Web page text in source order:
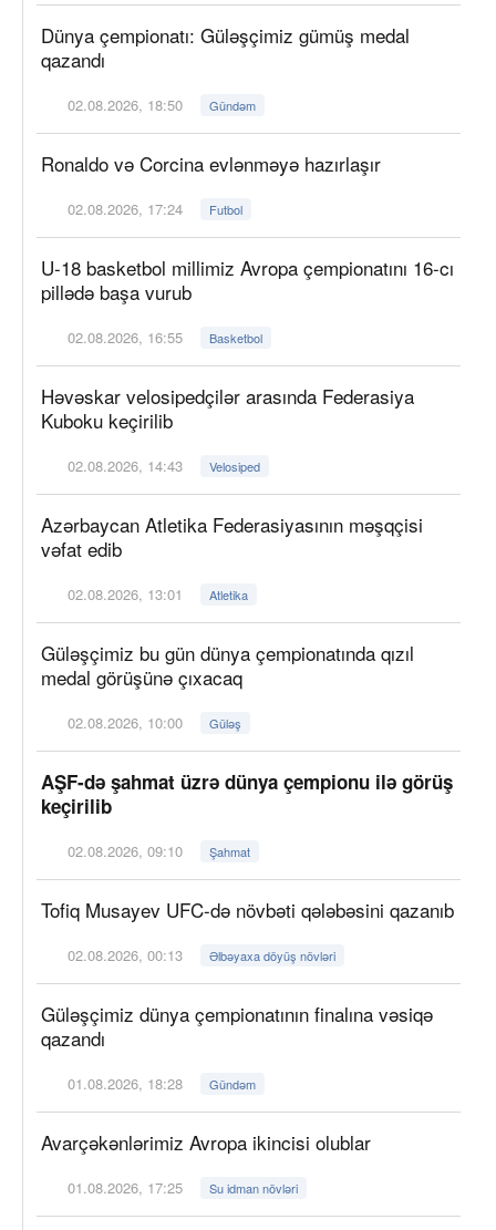
Dünya çempionatı: Güləşçimiz gümüş medal
qazandı
02.08.2026, 18:50 Gündəm
Ronaldo və Corcina evlənməyə hazırlaşır
02.08.2026, 17:24 Futbol
U-18 basketbol millimiz Avropa çempionatını 16-cı
pillədə başa vurub
02.08.2026, 16:55 Basketbol
Həvəskar velosipedçilər arasında Federasiya
Kuboku keçirilib
02.08.2026, 14:43 Velosiped
Azərbaycan Atletika Federasiyasının məşqçisi
vəfat edib
02.08.2026, 13:01 Atletika
Güləşçimiz bu gün dünya çempionatında qızıl
medal görüşünə çıxacaq
02.08.2026, 10:00 Güləş
AŞF-də şahmat üzrə dünya çempionu ilə görüş
keçirilib
02.08.2026, 09:10 Şahmat
Tofiq Musayev UFC-də növbəti qələbəsini qazanıb
02.08.2026, 00:13 Əlbəyaxa döyüş növləri
Güləşçimiz dünya çempionatının finalına vəsiqə
qazandı
01.08.2026, 18:28 Gündəm
Avarçəkənlərimiz Avropa ikincisi olublar
01.08.2026, 17:25 Su idman növləri